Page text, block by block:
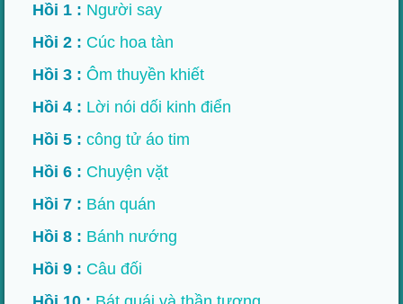
Hồi 1 : Người say
Hồi 2 : Cúc hoa tàn
Hồi 3 : Ôm thuyền khiết
Hồi 4 : Lời nói dối kinh điển
Hồi 5 : công tử áo tim
Hồi 6 : Chuyện vặt
Hồi 7 : Bán quán
Hồi 8 : Bánh nướng
Hồi 9 : Câu đối